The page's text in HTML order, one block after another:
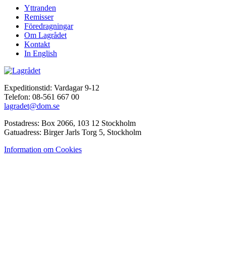
Yttranden
Remisser
Föredragningar
Om Lagrådet
Kontakt
In English
Expeditionstid: Vardagar 9-12
Telefon: 08-561 667 00
lagradet@dom.se
Postadress: Box 2066, 103 12 Stockholm
Gatuadress: Birger Jarls Torg 5, Stockholm
Information om Cookies